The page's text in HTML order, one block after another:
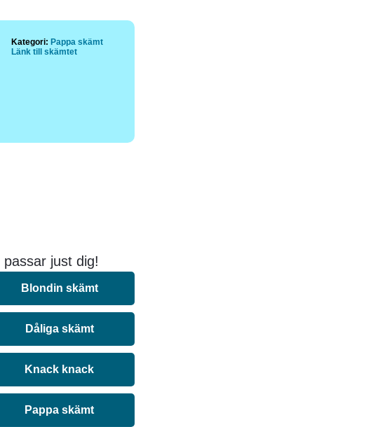
Kategori: Pappa skämt
Länk till skämtet
just dig!
Blondin skämt
Dåliga skämt
Knack knack
Pappa skämt